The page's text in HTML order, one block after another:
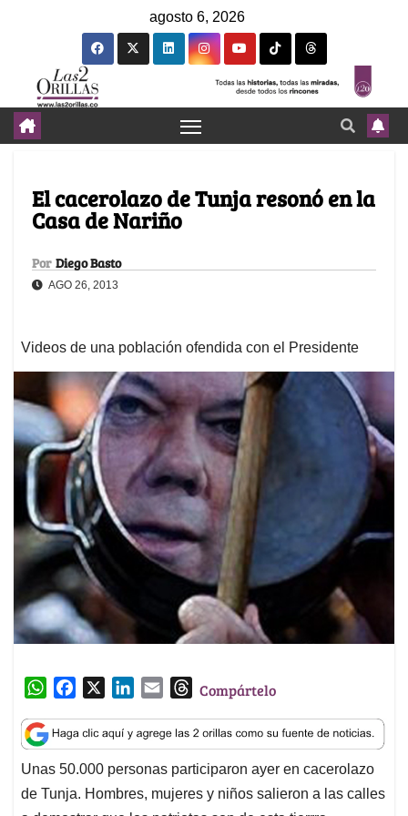
agosto 6, 2026
El cacerolazo de Tunja resonó en la
Casa de Nariño
Por Diego Basto
AGO 26, 2013
Videos de una población ofendida con el Presidente
W
a
t
s
A
c
e
b
o
n
k
e
d
a
i
l
T
r
e
a
d
Compártelo
Unas 50.000 personas participaron ayer en cacerolazo
de Tunja. Hombres, mujeres y niños salieron a las calles